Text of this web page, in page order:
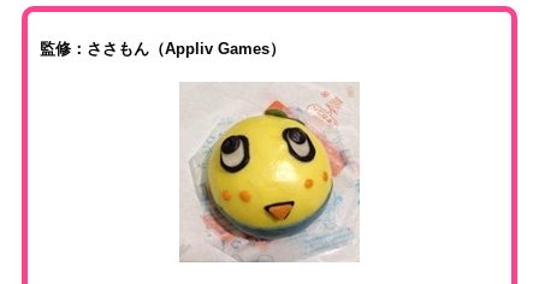
監修：ささもん（Appliv Games）